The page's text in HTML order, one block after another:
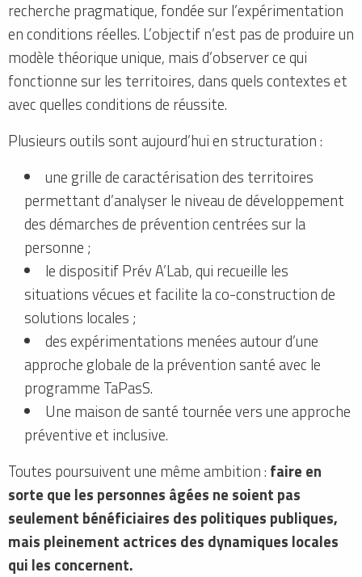
recherche pragmatique, fondée sur l’expérimentation
en conditions réelles. L’objectif n’est pas de produire un
modèle théorique unique, mais d’observer ce qui
fonctionne sur les territoires, dans quels contextes et
avec quelles conditions de réussite.
Plusieurs outils sont aujourd’hui en structuration :
une grille de caractérisation des territoires
permettant d’analyser le niveau de développement
des démarches de prévention centrées sur la
personne ;
le dispositif Prév A’Lab, qui recueille les
situations vécues et facilite la co-construction de
solutions locales ;
des expérimentations menées autour d’une
approche globale de la prévention santé avec le
programme TaPasS.
Une maison de santé tournée vers une approche
préventive et inclusive.
Toutes poursuivent une même ambition : faire en
sorte que les personnes âgées ne soient pas
seulement bénéficiaires des politiques publiques,
mais pleinement actrices des dynamiques locales
qui les concernent.